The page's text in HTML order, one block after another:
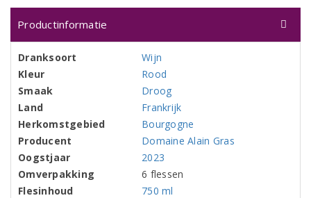
Productinformatie
Dranksoort
Wijn
Kleur
Rood
Smaak
Droog
Land
Frankrijk
Herkomstgebied
Bourgogne
Producent
Domaine Alain Gras
Oogstjaar
2023
Omverpakking
6 flessen
Flesinhoud
750 ml